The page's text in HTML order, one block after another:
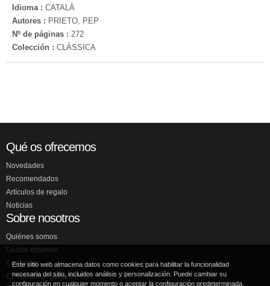
Idioma : CATALÀ
Autores : PRIETO, PEP
Nº de páginas : 272
Colección : CLÀSSICA
Qué os ofrecemos
Novedades
Recomendados
Artículos de regalo
Noticias
Sobre nosotros
Quiénes somos
Dónde estamos
Contactar
Condiciones generales
Este sitio web almacena datos como cookies para habilitar la funcionalidad
necesaria del sitio, incluidos análisis y personalización. Puede cambiar su
configuración en cualquier momento o aceptar la configuración predeterminada.